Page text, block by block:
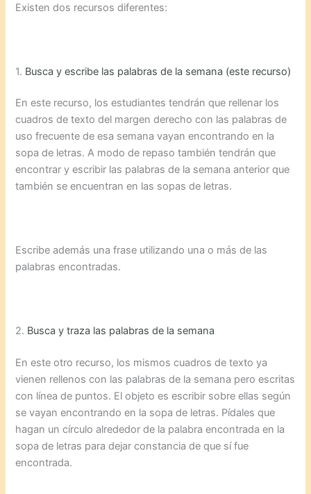
Existen dos recursos diferentes:
1. Busca y escribe las palabras de la semana (este recurso)
En este recurso, los estudiantes tendrán que rellenar los
cuadros de texto del margen derecho con las palabras de
uso frecuente de esa semana vayan encontrando en la
sopa de letras. A modo de repaso también tendrán que
encontrar y escribir las palabras de la semana anterior que
también se encuentran en las sopas de letras.
Escribe además una frase utilizando una o más de las
palabras encontradas.
2. Busca y traza las palabras de la semana
En este otro recurso, los mismos cuadros de texto ya
vienen rellenos con las palabras de la semana pero escritas
con línea de puntos. El objeto es escribir sobre ellas según
se vayan encontrando en la sopa de letras. Pídales que
hagan un círculo alrededor de la palabra encontrada en la
sopa de letras para dejar constancia de que sí fue
encontrada.